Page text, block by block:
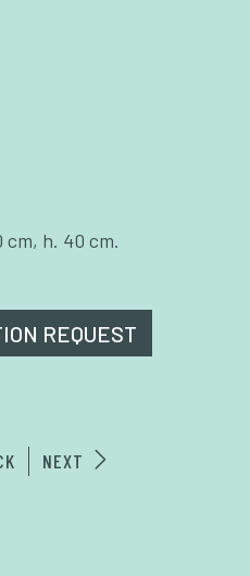
cm, h. 40 cm.
REQUEST
NEXT